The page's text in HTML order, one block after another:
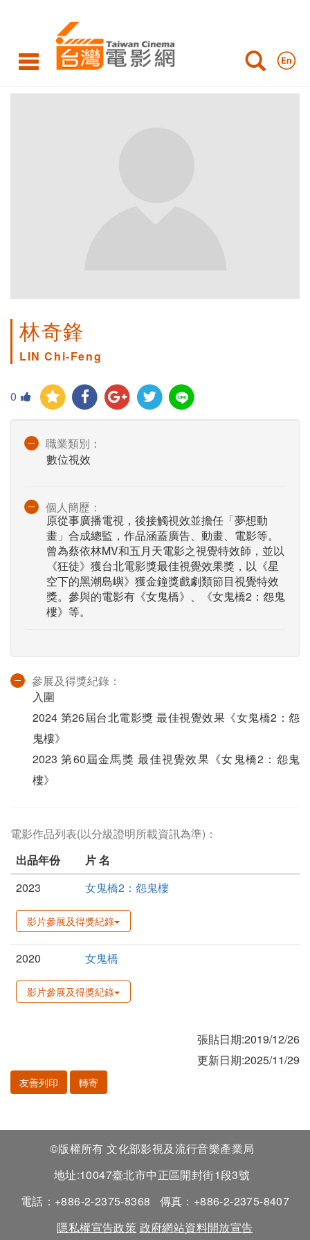
林奇鋒
LIN Chi-Feng
0
職業類別：
數位視效
個人簡歷：
原從事廣播電視，後接觸視效並擔任「夢想動
畫」合成總監，作品涵蓋廣告、動畫、電影等。
曾為蔡依林MV和五月天電影之視覺特效師，並以
《狂徒》獲台北電影獎最佳視覺效果獎，以《星
空下的黑潮島嶼》獲金鐘獎戲劇類節目視覺特效
獎。參與的電影有《女鬼橋》、《女鬼橋2：怨鬼
樓》等。
參展及得獎紀錄：
入圍
2024 第26屆台北電影獎 最佳視覺效果《女鬼橋2：怨
鬼樓》
2023 第60屆金馬獎 最佳視覺效果《女鬼橋2：怨鬼
樓》
電影作品列表(以分級證明所載資訊為準)：
出品年份
片 名
2023
女鬼橋2：怨鬼樓
影片參展及得獎紀錄
2020 女鬼橋
影片參展及得獎紀錄
張貼日期:2019/12/26
更新日期:2025/11/29
友善列印 轉寄
©版權所有 文化部影視及流行音樂產業局
地址:10047臺北市中正區開封街1段3號
電話：+886-2-2375-8368
傳真：+886-2-2375-8407
隱私權宣告政策 政府網站資料開放宣告